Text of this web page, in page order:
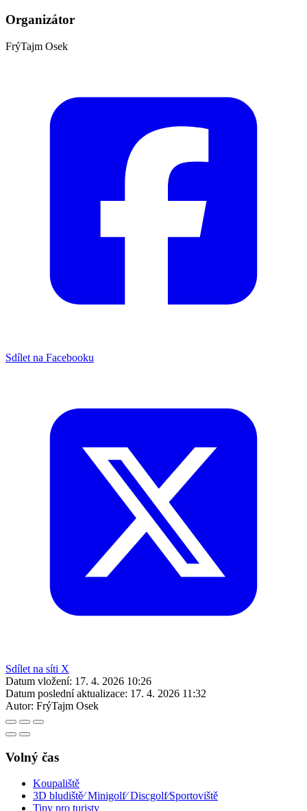
Organizátor
FrýTajm Osek
Sdílet na Facebooku
Sdílet na síti X
Datum vložení: 17. 4. 2026 10:26
Datum poslední aktualizace: 17. 4. 2026 11:32
Autor: FrýTajm Osek
Volný čas
Koupaliště
3D bludiště⁄ Minigolf⁄ Discgolf⁄Sportoviště
Tipy pro turisty